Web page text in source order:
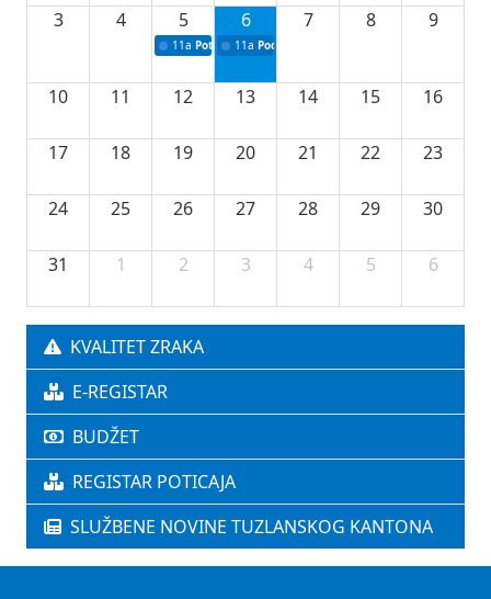
3 4 5
11a Potpisivanje ugovora o stipendijama za
6
11a Podrška razvoju vodne infrastrukture u
7 8 9
10 11 12 13 14 15 16
17 18 19 20 21 22 23
24 25 26 27 28 29 30
31 1 2 3 4 5 6
KVALITET ZRAKA
E-REGISTAR
BUDŽET
REGISTAR POTICAJA
SLUŽBENE NOVINE TUZLANSKOG KANTONA